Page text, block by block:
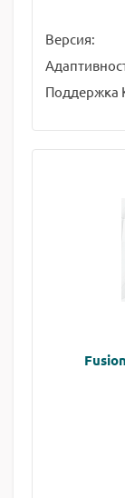
Версия:
Поддержка